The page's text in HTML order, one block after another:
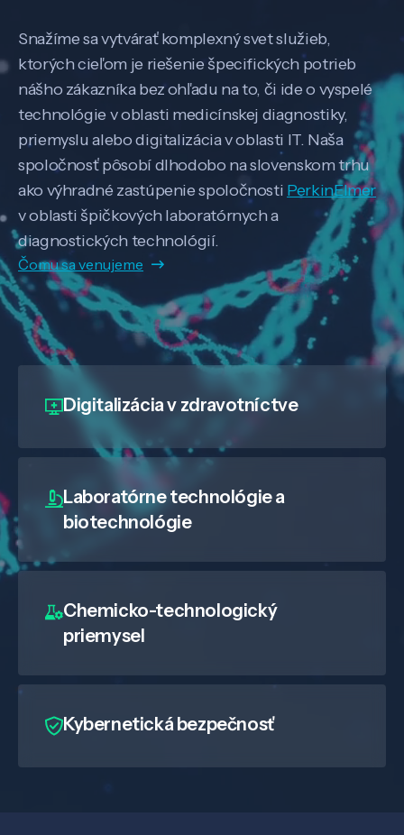
Snažíme sa vytvárať komplexný svet služieb,
ktorých cieľom je riešenie špecifických potrieb
nášho zákazníka bez ohľadu na to, či ide o vyspelé
technológie v oblasti medicínskej diagnostiky,
priemyslu alebo digitalizácia v oblasti IT. Naša
spoločnosť pôsobí dlhodobo na slovenskom trhu
ako výhradné zastúpenie spoločnosti PerkinElmer
v oblasti špičkových laboratórnych a
diagnostických technológií.
Čomu sa venujeme
Digitalizáciav zdravotníctve
Laboratórne technológie a
biotechnológie
Chemicko-technologický
priemysel
Kybernetická bezpečnosť